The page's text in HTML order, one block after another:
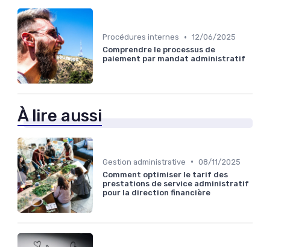
Procédures internes • 12/06/2025
Comprendre le processus de
paiement par mandat administratif
À lire aussi
Gestion administrative • 08/11/2025
Comment optimiser le tarif des
prestations de service administratif
pour la direction financière